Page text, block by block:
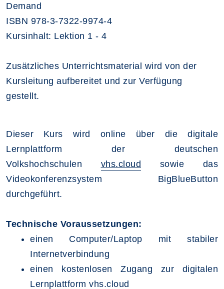
Demand
ISBN 978-3-7322-9974-4
Kursinhalt: Lektion 1 - 4
Zusätzliches Unterrichtsmaterial wird von der
Kursleitung aufbereitet und zur Verfügung
gestellt.
Dieser Kurs wird online über die digitale
Lernplattform der deutschen
Volkshochschulen vhs.cloud sowie das
Videokonferenzsystem BigBlueButton
durchgeführt.
Technische Voraussetzungen:
einen Computer/Laptop mit stabiler
Internetverbindung
einen kostenlosen Zugang zur digitalen
Lernplattform vhs.cloud